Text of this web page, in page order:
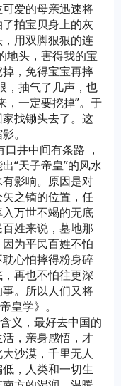
爱的母亲迅速将
拍宝贝身上的灰
用双脚狠狠的连
地头，害得我的宝
，免得宝宝再摔
，抽气了几声，也
，一定要挖掉”。于
找锄头去了。这
。
井中间有条路 ，
“天子帝皇”的风水
影响。原因是对
之镝的位置，任
万世不竭的无底
姓来说，墓地那
为平民百姓不怕
心怕摔得粉身碎
再也不怕往更深
。所以人们又将
皇学》。
义，最好去中国的
，亲身感悟，才
沙漠，千里无人
，人类和一切生